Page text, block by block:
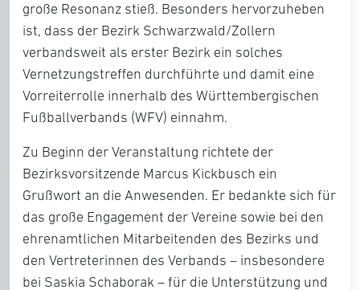
große Resonanz stieß. Besonders hervorzuheben
ist, dass der Bezirk Schwarzwald/Zollern
verbandsweit als erster Bezirk ein solches
Vernetzungstreffen durchführte und damit eine
Vorreiterrolle innerhalb des Württembergischen
Fußballverbands (WFV) einnahm.
Zu Beginn der Veranstaltung richtete der
Bezirksvorsitzende Marcus Kickbusch ein
Grußwort an die Anwesenden. Er bedankte sich für
das große Engagement der Vereine sowie bei den
ehrenamtlichen Mitarbeitenden des Bezirks und
den Vertreterinnen des Verbands – insbesondere
bei Saskia Schaborak – für die Unterstützung und